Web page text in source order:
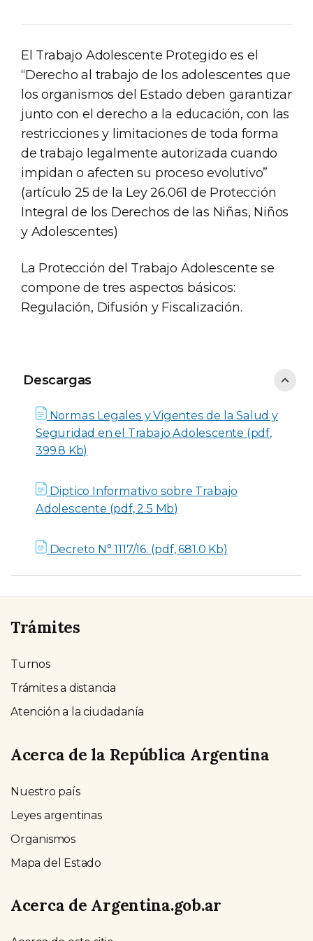
El Trabajo Adolescente Protegido es el
“Derecho al trabajo de los adolescentes que
los organismos del Estado deben garantizar
junto con el derecho a la educación, con las
restricciones y limitaciones de toda forma
de trabajo legalmente autorizada cuando
impidan o afecten su proceso evolutivo”
(artículo 25 de la Ley 26.061 de Protección
Integral de los Derechos de las Niñas, Niños
y Adolescentes)
La Protección del Trabajo Adolescente se
compone de tres aspectos básicos:
Regulación, Difusión y Fiscalización.
Descargas
Descargas
Normas Legales y Vigentes de la Salud y
Seguridad en el Trabajo Adolescente (pdf,
399.8 Kb)
Diptico Informativo sobre Trabajo
Adolescente (pdf, 2.5 Mb)
Decreto N° 1117/16. (pdf, 681.0 Kb)
Trámites
Turnos
Trámites a distancia
Atención a la ciudadanía
Acerca de la República Argentina
Nuestro país
Leyes argentinas
Organismos
Mapa del Estado
Acerca de Argentina.gob.ar